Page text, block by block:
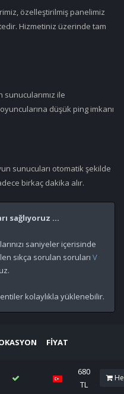
özelleştirilmiş panelimiz
Hizmetiniz üzerinde tam
ile
oyuncularına düşük ping imkanı
sunucuları otomatik şekilde
birkaç dakika alır.
sağlıyoruz ...
saniyeler içerisinde
sıkça sorulan soruları V
kolaylıkla yüklenebilir.
FİYAT
680
TL